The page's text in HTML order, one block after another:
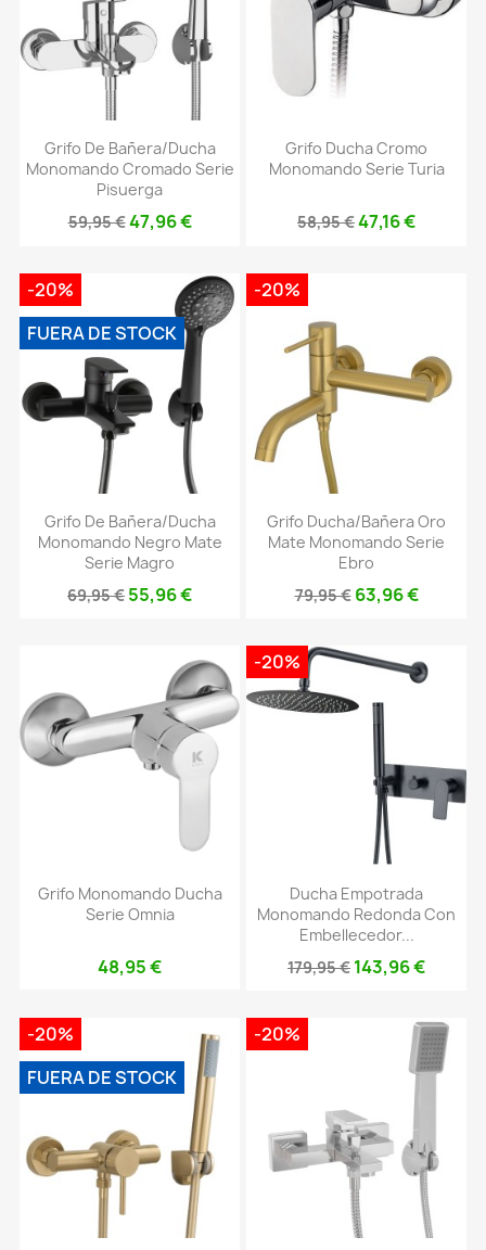
Grifo De Bañera/ducha
Monomando Cromado Serie
Pisuerga
59,95 €47,96 €
Grifo Ducha Cromo
Monomando Serie Turia
58,95 €47,16 €
Grifo De Bañera/ducha
Monomando Negro Mate
Serie Magro
69,95 € 55,96 €
-20%
FUERA DE STOCK
Grifo Ducha/bañera Oro
Mate Monomando Serie
Ebro
79,95 € 63,96 €
-20%
Grifo Monomando Ducha
Serie Omnia
48,95 €
Ducha Empotrada
Monomando Redonda Con
Embellecedor...
179,95 € 143,96 €
-20%
-20%
FUERA DE STOCK
-20%